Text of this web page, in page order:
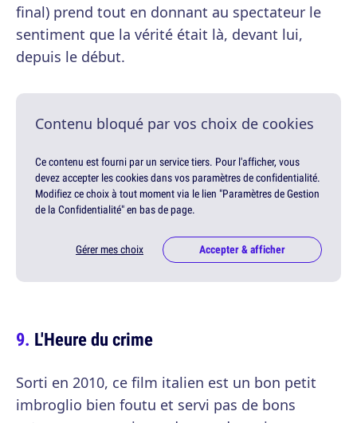
final) prend tout en donnant au spectateur le
sentiment que la vérité était là, devant lui,
depuis le début.
Contenu bloqué par vos choix de cookies
Ce contenu est fourni par un service tiers. Pour l'afficher, vous
devez accepter les cookies dans vos paramètres de confidentialité.
Modifiez ce choix à tout moment via le lien "Paramètres de Gestion
de la Confidentialité" en bas de page.
Gérer mes choix Accepter & afficher
L'Heure du crime
Sorti en 2010, ce film italien est un bon petit
imbroglio bien foutu et servi pas de bons